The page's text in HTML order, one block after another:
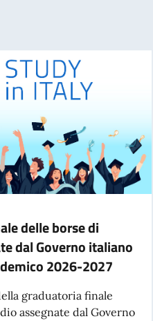
delle borse di
dal Governo italiano
2026-2027
graduatoria finale
assegnate dal Governo